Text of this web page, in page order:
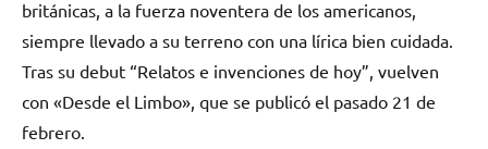
británicas, a la fuerza noventera de los americanos,
siempre llevado a su terreno con una lírica bien cuidada.
Tras su debut “Relatos e invenciones de hoy”, vuelven
con «Desde el Limbo», que se publicó el pasado 21 de
febrero.